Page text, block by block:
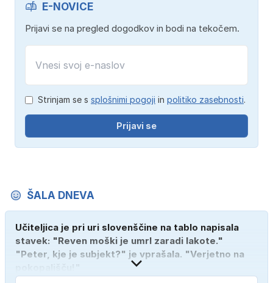
E-NOVICE
Prijavi se na pregled dogodkov in bodi na tekočem.
Strinjam se s splošnimi pogoji in politiko zasebnosti.
Prijavi se
ŠALA DNEVA
Učiteljica je pri uri slovenščine na tablo napisala
stavek: "Reven moški je umrl zaradi lakote."
"Peter, kje je subjekt?" je vprašala. "Verjetno na